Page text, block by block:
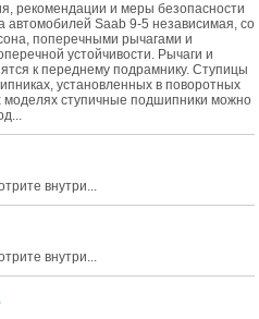
рекомендации и меры безопасности
автомобилей Saab 9-5 независимая, со
поперечными рычагами и
устойчивости. Рычаги и
к переднему подрамнику. Ступицы
установленных в поворотных
моделях ступичные подшипники можно
внутри...
внутри...